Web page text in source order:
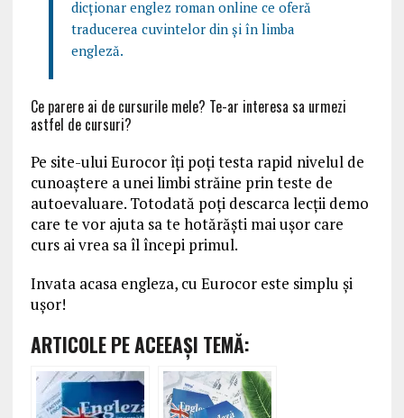
dicționar englez roman online ce oferă
traducerea cuvintelor din și în limba
engleză.
Ce parere ai de cursurile mele? Te-ar interesa sa urmezi
astfel de cursuri?
Pe site-ului Eurocor îţi poţi testa rapid nivelul de
cunoaștere a unei limbi străine prin teste de
autoevaluare. Totodată poți descarca lecții demo
care te vor ajuta sa te hotărăști mai ușor care
curs ai vrea sa îl începi primul.
Invata acasa engleza, cu Eurocor este simplu și
ușor!
ARTICOLE PE ACEEAŞI TEMĂ: